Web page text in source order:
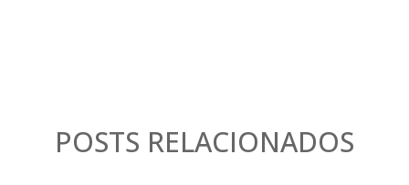
POSTS RELACIONADOS